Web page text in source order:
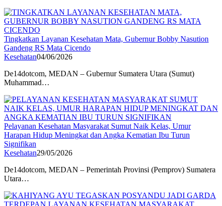
Tingkatkan Layanan Kesehatan Mata, Gubernur Bobby Nasution
Gandeng RS Mata Cicendo
Kesehatan04/06/2026
De14dotcom, MEDAN – Gubernur Sumatera Utara (Sumut)
Muhammad…
Pelayanan Kesehatan Masyarakat Sumut Naik Kelas, Umur
Harapan Hidup Meningkat dan Angka Kematian Ibu Turun
Signifikan
Kesehatan29/05/2026
De14dotcom, MEDAN – Pemerintah Provinsi (Pemprov) Sumatera
Utara…